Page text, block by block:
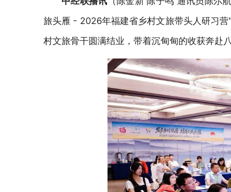
旅头雁 - 2026年福建省乡村文旅带头人研习
村文旅骨干圆满结业，带着沉甸甸的收获奔赴